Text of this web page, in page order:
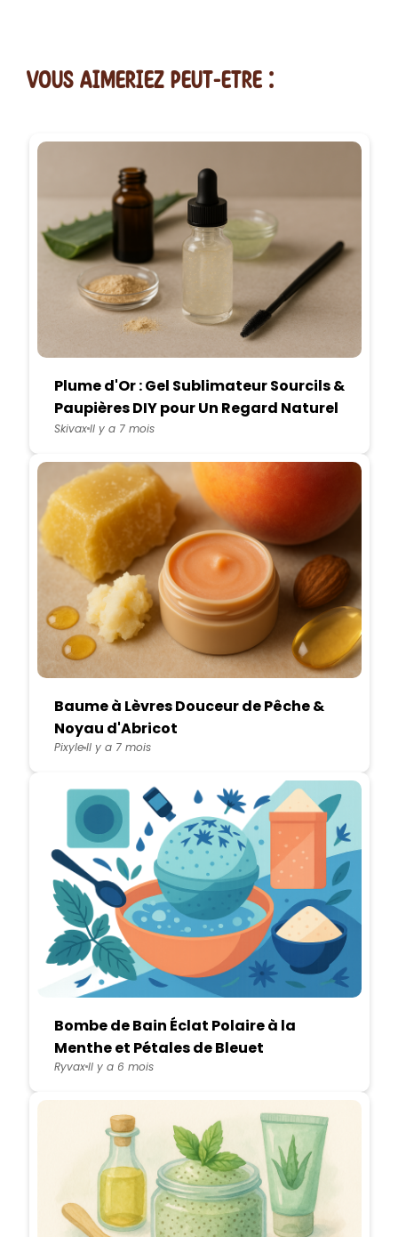
vous AIMERiEZ PEUT-ETRE :
Plume d'Or : Gel Sublimateur Sourcils &
Paupières DIY pour Un Regard Naturel
Structuré
SkivaxIl y a 7 mois
Baume à Lèvres Douceur de Pêche &
Noyau d'Abricot
PixyleIl y a 7 mois
Bombe de Bain Éclat Polaire à la
Menthe et Pétales de Bleuet
RyvaxIl y a 6 mois